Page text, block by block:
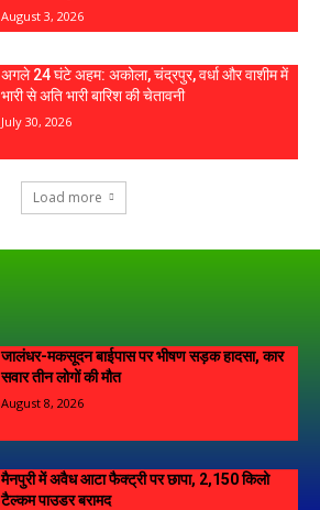
August 3, 2026
अगले 24 घंटे अहम: अकोला, चंद्रपुर, वर्धा और वाशीम में
भारी से अति भारी बारिश की चेतावनी
July 30, 2026
Load more
जालंधर-मकसूदन बाईपास पर भीषण सड़क हादसा, कार
सवार तीन लोगों की मौत
August 8, 2026
मैनपुरी में अवैध आटा फैक्ट्री पर छापा, 2,150 किलो
टैल्कम पाउडर बरामद